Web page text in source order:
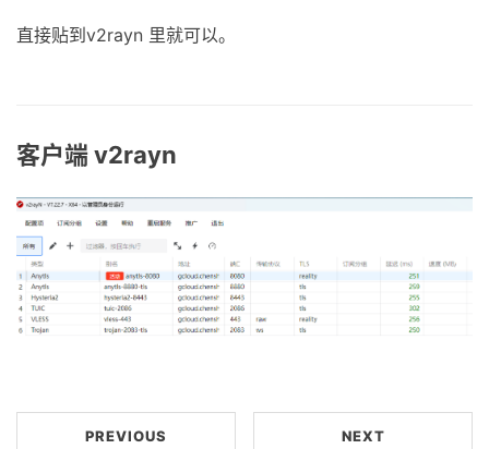
直接贴到v2rayn 里就可以。
客户端 v2rayn
PREVIOUS NEXT